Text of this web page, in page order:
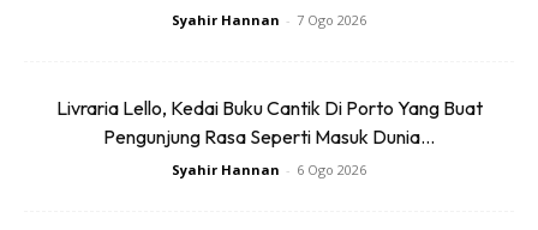
Anda mungkin berminat dengan
Syahir Hannan - 7 Ogo 2026
Livraria Lello, Kedai Buku Cantik Di Porto Yang Buat
Pengunjung Rasa Seperti Masuk Dunia...
Syahir Hannan - 6 Ogo 2026